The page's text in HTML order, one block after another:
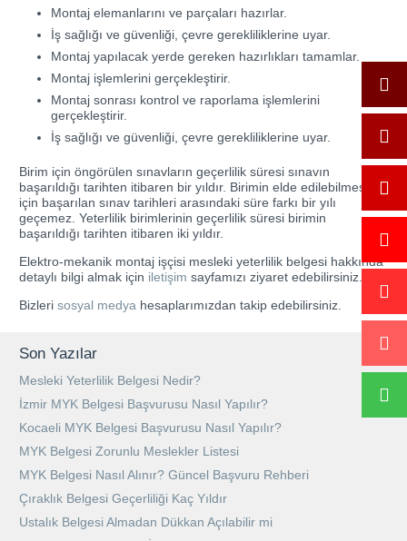
Montaj elemanlarını ve parçaları hazırlar.
İş sağlığı ve güvenliği, çevre gerekliliklerine uyar.
Montaj yapılacak yerde gereken hazırlıkları tamamlar.
Montaj işlemlerini gerçekleştirir.
Montaj sonrası kontrol ve raporlama işlemlerini
gerçekleştirir.
İş sağlığı ve güvenliği, çevre gerekliliklerine uyar.
Birim için öngörülen sınavların geçerlilik süresi sınavın
başarıldığı tarihten itibaren bir yıldır. Birimin elde edilebilmesi
için başarılan sınav tarihleri arasındaki süre farkı bir yılı
geçemez. Yeterlilik birimlerinin geçerlilik süresi birimin
başarıldığı tarihten itibaren iki yıldır.
Elektro-mekanik montaj işçisi mesleki yeterlilik belgesi hakkında
detaylı bilgi almak için iletişim sayfamızı ziyaret edebilirsiniz.
Bizleri sosyal medya hesaplarımızdan takip edebilirsiniz.
Son Yazılar
Mesleki Yeterlilik Belgesi Nedir?
İzmir MYK Belgesi Başvurusu Nasıl Yapılır?
Kocaeli MYK Belgesi Başvurusu Nasıl Yapılır?
MYK Belgesi Zorunlu Meslekler Listesi
MYK Belgesi Nasıl Alınır? Güncel Başvuru Rehberi
Çıraklık Belgesi Geçerliliği Kaç Yıldır
Ustalık Belgesi Almadan Dükkan Açılabilir mi